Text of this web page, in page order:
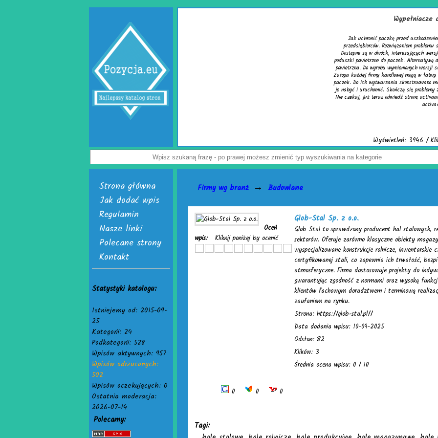
Jak uchronić paczkę przed uszkodzeniem? Z tym pytaniem zmaga się wielu
przedsiębiorców. Rozwiązaniem problemu są skuteczne wypełniacze do kartonów.
Dostępne są w dwóch, interesujących wersjach. Pierwsza to cieszące się uznaniem
poduszki powietrzne do paczek. Alternatywą dla nich jest chroniąca równie dobrze mata
powietrzna. Do wyrobu wymienionych wersji służy folia biodegradowalna do pakowania.
Załoga każdej firmy handlowej mogą w łatwy sposób tworzyć wspomniane wypełniacze do
paczek. Do ich wytwarzania skonstruowano markowe urządzenia activaAir. Trzeba tylko
je nabyć i uruchomić. Skończą się problemy z częstymi zwrotami uszkodzonego towaru.
Nie czekaj, już teraz odwiedź stronę activaair.pl. Znajdziesz na niej pełną ofertę firmy
Strona główna
Jak dodać wpis
Regulamin
Nasze linki
Polecane strony
Kontakt
Statystyki katalogu:
Istniejemy od: 2015-09-
25
Kategorii: 24
Podkategorii: 528
Wpisów aktywnych: 957
Wpisów odrzuconych:
502
Wpisów oczekujących: 0
Ostatnia moderacja:
2026-07-14
Polecamy:
Firmy wg branż → Budowlane
Oceń
wpis:
Kliknij poniżej by ocenić
Glob-Stal Sp. z o.o.
Glob Stal to sprawdzony producent hal stalowych,
sektorów. Oferuje zarówno klasyczne obiekty
wyspecjalizowane konstrukcje rolnicze, inwentarskie
certyfikowanej stali, co zapewnia ich trwałość,
atmosferyczne. Firma dostosowuje projekty do
gwarantując zgodność z normami oraz wysoką
klientów fachowym doradztwem i terminową
zaufaniem na rynku.
Strona: https://glob-stal.pl//
Data dodania wpisu: 10-09-2025
Odsłon: 82
Klików: 3
Średnia ocena wpisu: 0 / 10
0 0 0
Tagi: